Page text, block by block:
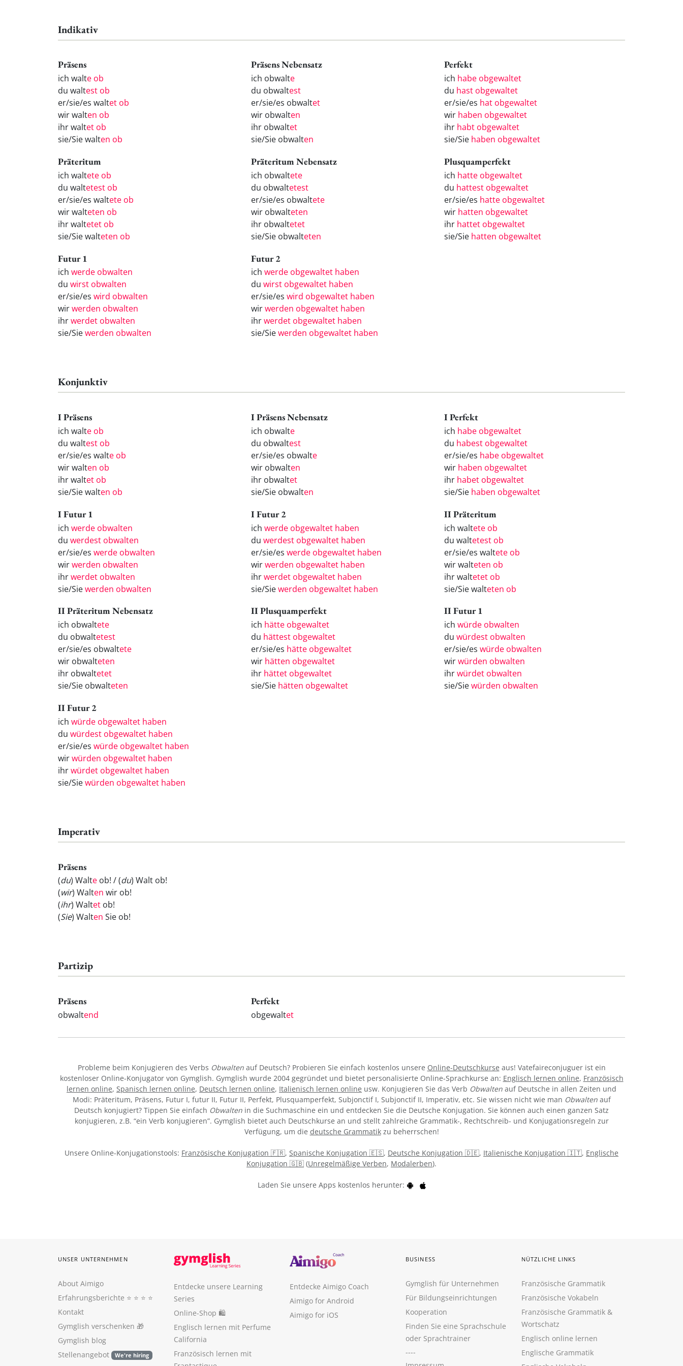
Indikativ
Präsens
ich walte ob
du waltest ob
er/sie/es waltet ob
wir walten ob
ihr waltet ob
sie/Sie walten ob
Präsens Nebensatz
ich obwalte
du obwaltest
er/sie/es obwaltet
wir obwalten
ihr obwaltet
sie/Sie obwalten
Perfekt
ich habe obgewaltet
du hast obgewaltet
er/sie/es hat obgewaltet
wir haben obgewaltet
ihr habt obgewaltet
sie/Sie haben obgewaltet
Präteritum
ich waltete ob
du waltetest ob
er/sie/es waltete ob
wir walteten ob
ihr waltetet ob
sie/Sie walteten ob
Präteritum Nebensatz
ich obwaltete
du obwaltetest
er/sie/es obwaltete
wir obwalteten
ihr obwaltetet
sie/Sie obwalteten
Plusquamperfekt
ich hatte obgewaltet
du hattest obgewaltet
er/sie/es hatte obgewaltet
wir hatten obgewaltet
ihr hattet obgewaltet
sie/Sie hatten obgewaltet
Futur 1
ich werde obwalten
du wirst obwalten
er/sie/es wird obwalten
wirwerden obwalten
ihrwerdet obwalten
sie/Siewerden obwalten
Futur 2
ich werde obgewaltet haben
du wirst obgewaltet haben
er/sie/es wird obgewaltet haben
wirwerden obgewaltet haben
ihrwerdet obgewaltet haben
sie/Siewerden obgewaltet haben
Konjunktiv
I Präsens
ich walte ob
du waltest ob
er/sie/es walte ob
wir walten ob
ihr waltet ob
sie/Sie walten ob
I Präsens Nebensatz
ich obwalte
du obwaltest
er/sie/es obwalte
wir obwalten
ihr obwaltet
sie/Sie obwalten
I Perfekt
ich habe obgewaltet
du habest obgewaltet
er/sie/es habe obgewaltet
wir haben obgewaltet
ihr habet obgewaltet
sie/Sie haben obgewaltet
I Futur 1
ich werde obwalten
du werdest obwalten
er/sie/es werde obwalten
wirwerden obwalten
ihrwerdet obwalten
sie/Siewerden obwalten
I Futur 2
ich werde obgewaltet haben
du werdest obgewaltet haben
er/sie/es werde obgewaltet haben
wirwerden obgewaltet haben
ihrwerdet obgewaltet haben
sie/Siewerden obgewaltet haben
II Präteritum
ich waltete ob
du waltetest ob
er/sie/es waltete ob
wir walteten ob
ihr waltetet ob
sie/Sie walteten ob
II Präteritum Nebensatz
ich obwaltete
du obwaltetest
er/sie/es obwaltete
wir obwalteten
ihr obwaltetet
sie/Sie obwalteten
II Plusquamperfekt
ich hätte obgewaltet
du hättest obgewaltet
er/sie/es hätte obgewaltet
wir hätten obgewaltet
ihr hättet obgewaltet
sie/Sie hätten obgewaltet
II Futur 1
ich würde obwalten
du würdest obwalten
er/sie/es würde obwalten
wirwürden obwalten
ihrwürdet obwalten
sie/Siewürden obwalten
II Futur 2
ich würde obgewaltet haben
du würdest obgewaltet haben
er/sie/es würde obgewaltet haben
wirwürden obgewaltet haben
ihrwürdet obgewaltet haben
sie/Siewürden obgewaltet haben
Imperativ
Präsens
(du) Walte ob! / (du) Walt ob!
(wir) Walten wir ob!
(ihr) Waltet ob!
(Sie) Walten Sie ob!
Partizip
Präsens
obwaltend
Perfekt
obgewaltet
Probleme beim Konjugieren des Verbs Obwaltenauf Deutsch? Probieren Sie einfach kostenlos unsere Online-Deutschkurse aus! Vatefaireconjuguer ist ein
kostenloser Online-Konjugator von Gymglish. Gymglish wurde 2004 gegründet und bietet personalisierte Online-Sprachkurse an: Englisch lernen online, Französisch
lernen online, Spanisch lernen online, Deutsch lernen online, Italienisch lernen online usw. Konjugieren Sie das Verb Obwalten auf Deutsche in allen Zeiten und
Modi: Präteritum, Präsens, Futur I, futur II, Futur II, Perfekt, Plusquamperfekt, Subjonctif I, Subjonctif II, Imperativ, etc. Sie wissen nicht wie man Obwaltenauf
Deutsch konjugiert? Tippen Sie einfach Obwalten in die Suchmaschine ein und entdecken Sie die Deutsche Konjugation. Sie können auch einen ganzen Satz
konjugieren, z.B. “ein Verb konjugieren”. Gymglish bietet auch Deutschkurse an und stellt zahlreiche Grammatik-, Rechtschreib- und Konjugationsregeln zur
Verfügung, um die deutsche Grammatikzu beherrschen!
Unsere Online-Konjugationstools: Französische Konjugation 🇫🇷, Spanische Konjugation 🇪🇸, Deutsche Konjugation 🇩🇪, Italienische Konjugation 🇮🇹, Englische
Konjugation 🇬🇧 (Unregelmäßige Verben, Modalerben).
Laden Sie unsere Apps kostenlos herunter:
UNSER UNTERNEHMEN
About Aimigo
Erfahrungsberichte ⭐️ ⭐️ ⭐️ ⭐️
Kontakt
Gymglish verschenken 🎁
Gymglish blog
Stellenangebot
We're hiring
Entdecke unsere Learning
Series
Online-Shop 🛍
Englisch lernen mit Perfume
California
Französisch lernen mit
Entdecke Aimigo Coach
Aimigo for Android
Aimigo for iOS
BUSINESS
Gymglish für Unternehmen
Für Bildungseinrichtungen
Kooperation
Finden Sie eine Sprachschule
oder Sprachtrainer
----
NÜTZLICHE LINKS
Französische Grammatik
Französische Vokabeln
Französische Grammatik &
Wortschatz
Englisch online lernen
Englische Grammatik